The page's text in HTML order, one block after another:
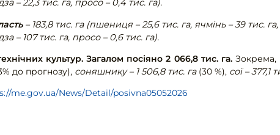
– 183,8 тис. га (пшениця – 25,6 тис. га, ячмінь – 39 тис.
– 107 тис. га, просо – 0,6 тис. га).
культур. Загалом посіяно 2 066,8 тис. га.Зокрема,
до прогнозу), соняшнику – 1 506,8 тис. га(30 %), сої – 377,1
me.gov.ua/News/Detail/posivna05052026